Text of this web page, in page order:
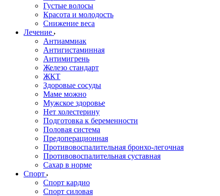
Густые волосы
Красота и молодость
Снижение веса
Лечение
Антиаммиак
Антигистаминная
Антимигрень
Железо стандарт
ЖКТ
Здоровые сосуды
Маме можно
Мужское здоровье
Нет холестерину
Подготовка к беременности
Половая система
Предоперационная
Противовоспалительная бронхо-легочная
Противовоспалительная суставная
Сахар в норме
Спорт
Спорт кардио
Спорт силовая